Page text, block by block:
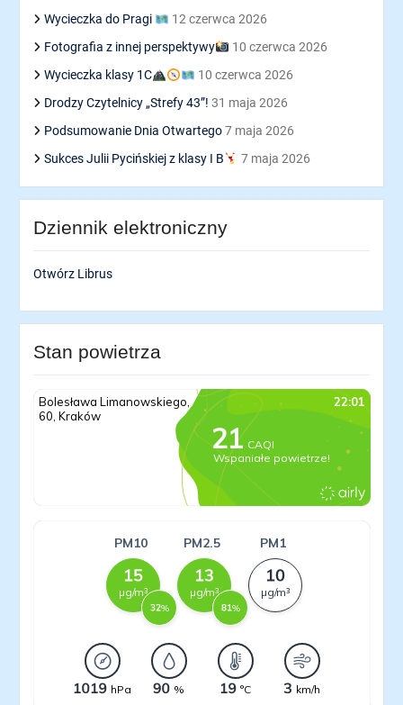
Wycieczka do Pragi
12 czerwca 2026
Fotografia z innej perspektywy
10 czerwca 2026
Wycieczka klasy 1C
10 czerwca 2026
Drodzy Czytelnicy „Strefy 43”! 31 maja 2026
Podsumowanie Dnia Otwartego 7 maja 2026
Sukces Julii Pycińskiej z klasy I B
7 maja 2026
Dziennik elektroniczny
Otwórz Librus
Stan powietrza